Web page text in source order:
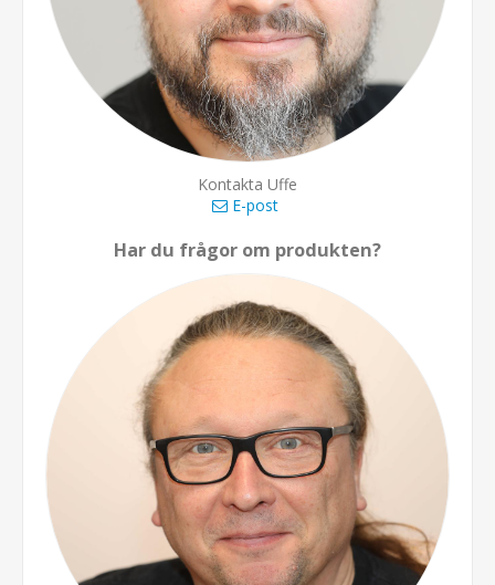
Kontakta Uffe
E-post
Har du frågor om produkten?